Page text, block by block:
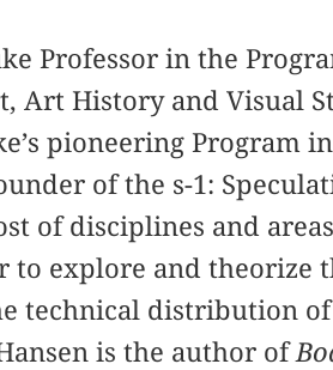
Professor in the
Art History and Visual
pioneering Program
of the s-1:
of disciplines and
to explore and theorize
technical distribution
is the author of